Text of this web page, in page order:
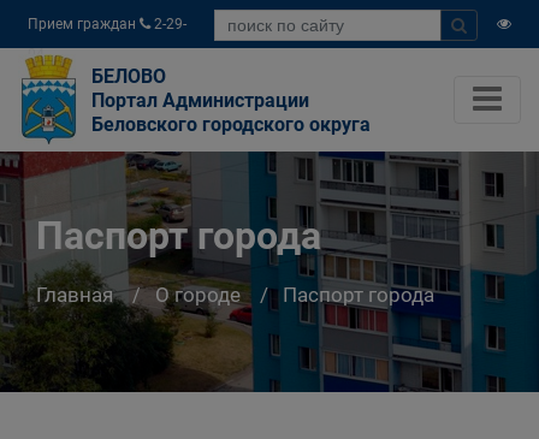
Прием граждан
2-29-
04
БЕЛОВО
Портал Администрации
Беловского городского округа
Паспорт города
Главная О городе Паспорт города